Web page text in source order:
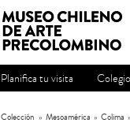
Planifica tu visita
Colección » Mesoamérica » Colima »